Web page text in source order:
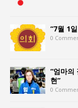
“7월 1
0
“엄마의
현”
0